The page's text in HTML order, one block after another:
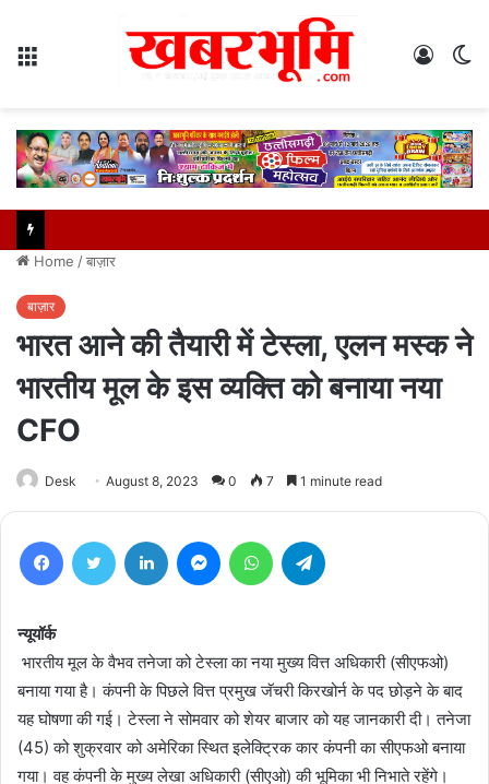
Log
Home /बाज़ार
बाज़ार
भारत आने की तैयारी में टेस्ला, एलन मस्क ने
भारतीय मूल के इस व्यक्ति को बनाया नया
CFO
Desk August 8, 2023 0 7 1 minute read
FacebookTwitter LinkedIn MessengerWhatsApp
न्यूयॉर्क
भारतीय मूल के वैभव तनेजा को टेस्ला का नया मुख्य वित्त अधिकारी (सीएफओ)
बनाया गया है। कंपनी के पिछले वित्त प्रमुख जॅचरी किरखोर्न के पद छोड़ने के बाद
यह घोषणा की गई। टेस्ला ने सोमवार को शेयर बाजार को यह जानकारी दी। तनेजा
(45) को शुक्रवार को अमेरिका स्थित इलेक्ट्रिक कार कंपनी का सीएफओ बनाया
गया। वह कंपनी के मुख्य लेखा अधिकारी (सीएओ) की भूमिका भी निभाते रहेंगे।